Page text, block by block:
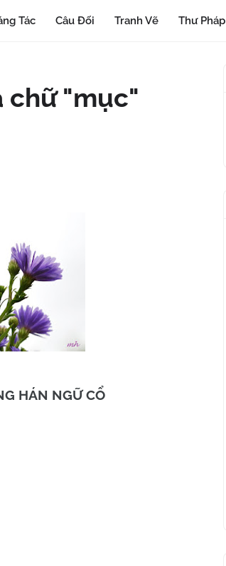
Tác Câu Đối Tranh Vẽ Thư Pháp
chữ "mục"
HÁN NGỮ CỔ